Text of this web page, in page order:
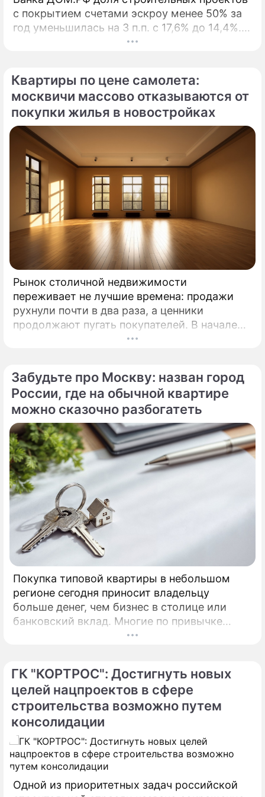
с покрытием счетами эскроу менее 50% за
год уменьшилась на 3 п.п. с 17,6% до 14,4%. В
начале 2026 года Банк ДОМ.
Квартиры по цене самолета:
москвичи массово отказываются от
покупки жилья в новостройках
Рынок столичной недвижимости
переживает не лучшие времена: продажи
рухнули почти в два раза, а ценники
продолжают пугать покупателей. В начале
2026 года московские новостройки
Забудьте про Москву: назван город
России, где на обычной квартире
можно сказочно разбогатеть
Покупка типовой квартиры в небольшом
регионе сегодня приносит владельцу
больше денег, чем бизнес в столице или
банковский вклад. Многие по привычке
думают, что инвестировать в жилье нужно
ГК "КОРТРОС": Достигнуть новых
целей нацпроектов в сфере
строительства возможно путем
консолидации
Одной из приоритетных задач российской